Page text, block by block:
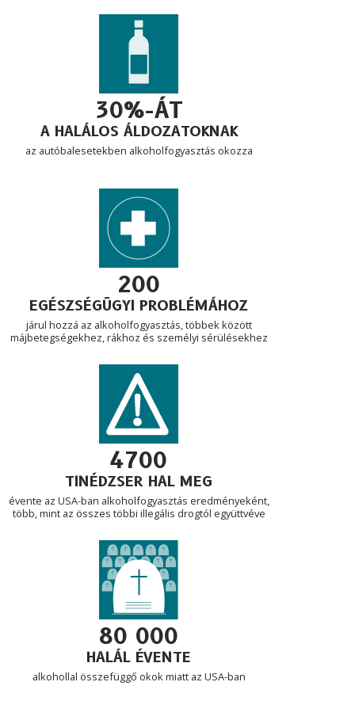
30%-ÁT
A HALÁLOS ÁLDOZATOKNAK
az autóbalesetekben alkoholfogyasztás okozza
200
EGÉSZSÉGÜGYI PROBLÉMÁHOZ
járul hozzá az alkoholfogyasztás, többek között
májbetegségekhez, rákhoz és személyi sérülésekhez
4700
TINÉDZSER HAL MEG
évente az USA-ban alkoholfogyasztás eredményeként,
több, mint az összes többi illegális drogtól együttvéve
80 000
HALÁL ÉVENTE
alkohollal összefüggő okok miatt az USA-ban